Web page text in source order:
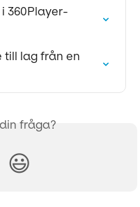
360Player-
till lag från en
fråga?
😃